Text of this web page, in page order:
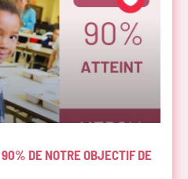
DE NOTRE OBJECTIF DE